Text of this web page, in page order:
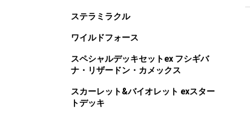
ステラミラクル
ワイルドフォース
スペシャルデッキセットex フシギバ
ナ・リザードン・カメックス
スカーレット&バイオレット exスター
トデッキ